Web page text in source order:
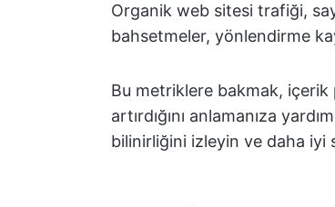
Organik web sitesi trafiği,
bahsetmeler, yönlendirme
Bu metriklere bakmak, içerik
artırdığını anlamanıza
bilinirliğini izleyin ve daha